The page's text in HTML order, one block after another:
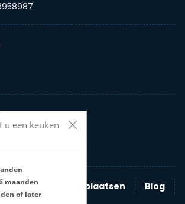
advertentie plaatsen
Blog
u een keuken
maanden
of later